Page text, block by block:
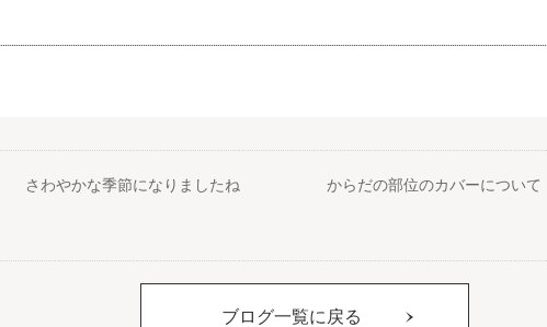
さわやかな季節になりましたね からだの部位のカバーについて
ブログ一覧に戻る